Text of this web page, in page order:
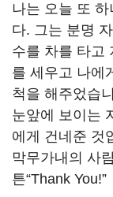
나는 오늘 또 하
다. 그는 분명
수를 차를 타고
를 세우고 나에
척을 해주었습
눈앞에 보이는
에게 건네준 것
막무가내의 사
튼“Thank You!”